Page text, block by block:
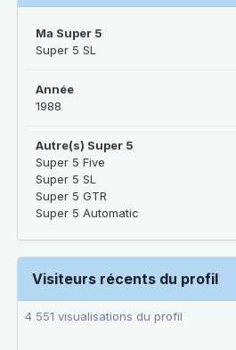
Ma Super 5
Super 5 SL
Année
1988
Autre(s) Super 5
Super 5 Five
Super 5 SL
Super 5 GTR
Super 5 Automatic
Visiteurs récents du profil
4 551 visualisations du profil